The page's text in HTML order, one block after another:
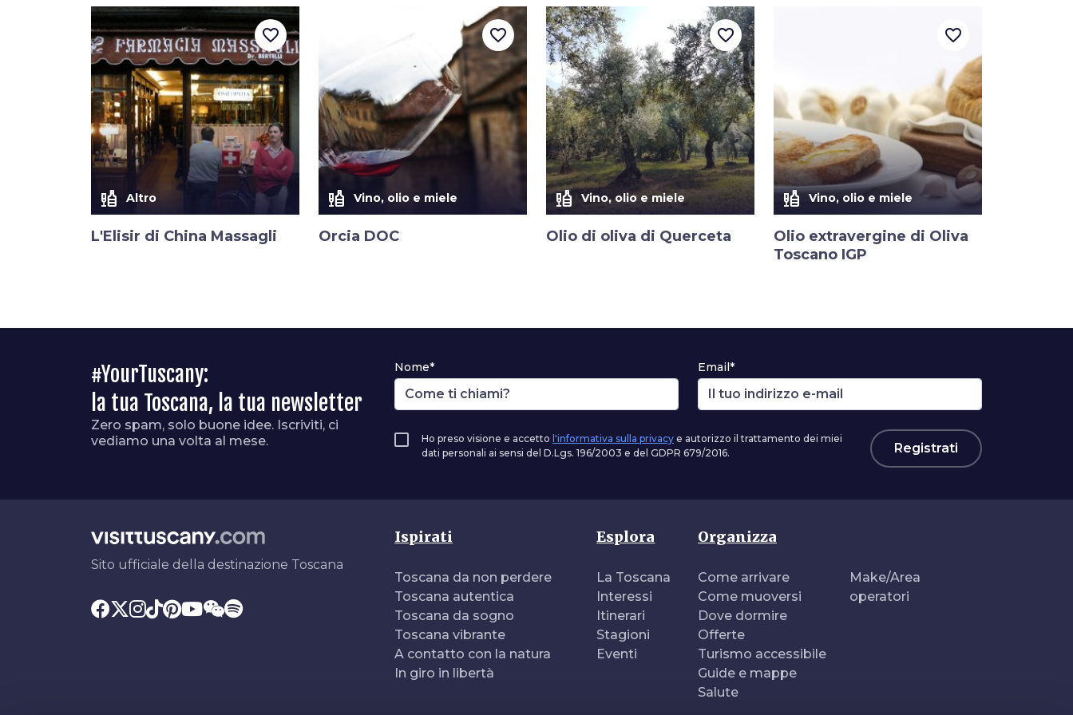
liquor Altro
L'Elisir di China Massagli
favorite_border
liquor Vino, olio e miele
Orcia DOC
favorite_border
liquor Vino, olio e miele
Olio di oliva di Querceta
favorite_border
liquor Vino, olio e miele
Olio extravergine di Oliva
Toscano IGP
favorite_border
#YourTuscany:
la tua Toscana, la tua newsletter
Zero spam, solo buone idee. Iscriviti, ci
vediamo una volta al mese.
Nome* Email*
Ho preso visione e accetto l'informativa sulla privacy e autorizzo il trattamento dei miei
dati personali ai sensi del D.Lgs. 196/2003 e del GDPR 679/2016.
Registrati
Sito ufficiale della destinazione Toscana
Ispirati
Toscana da non perdere
Toscana autentica
Toscana da sogno
Toscana vibrante
A contatto con la natura
In giro in libertà
Esplora
La Toscana
Interessi
Itinerari
Stagioni
Eventi
Organizza
Come arrivare
Come muoversi
Dove dormire
Offerte
Turismo accessibile
Guide e mappe
Salute
Make/Area
operatori